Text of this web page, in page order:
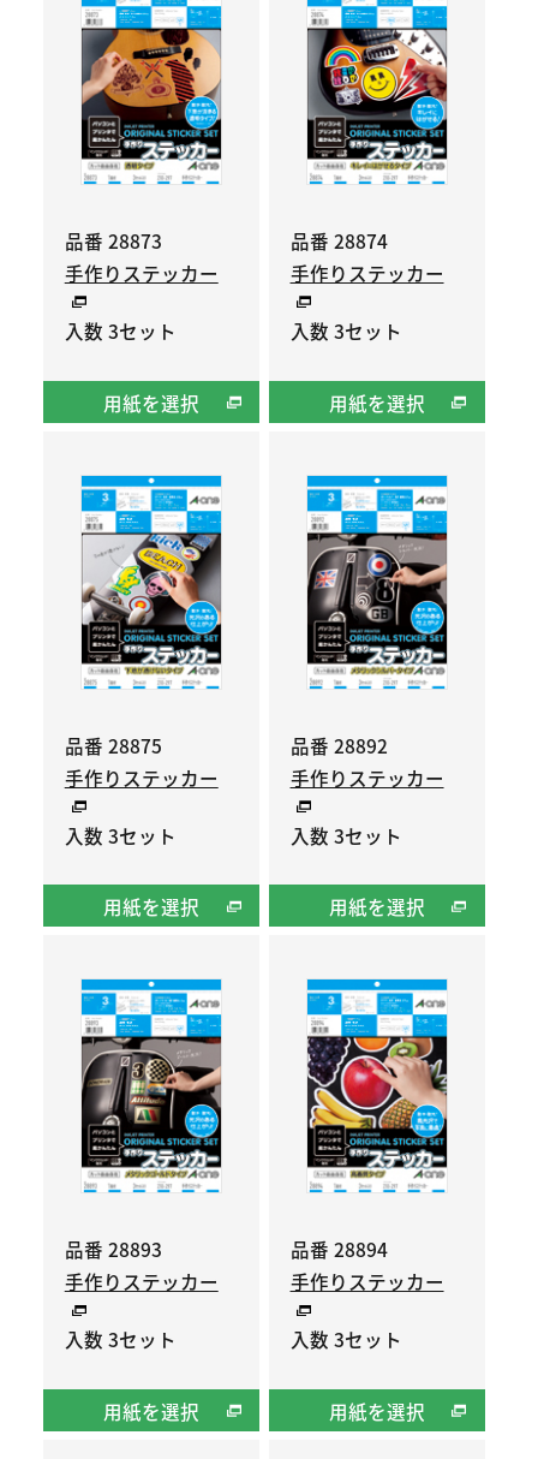
品番 28873
手作りステッカー
入数 3セット
用紙を選択
品番 28874
手作りステッカー
入数 3セット
用紙を選択
品番 28875
手作りステッカー
入数 3セット
用紙を選択
品番 28892
手作りステッカー
入数 3セット
用紙を選択
品番 28893
手作りステッカー
入数 3セット
用紙を選択
品番 28894
手作りステッカー
入数 3セット
用紙を選択